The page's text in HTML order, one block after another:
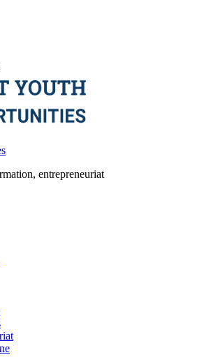
entrepreneuriat